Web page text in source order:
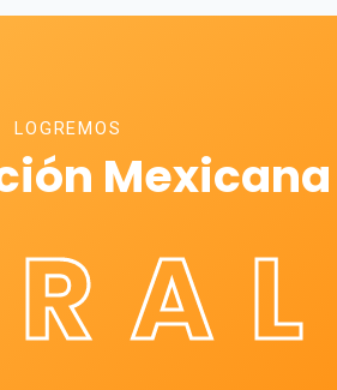
LOGREMOS
Mexicana